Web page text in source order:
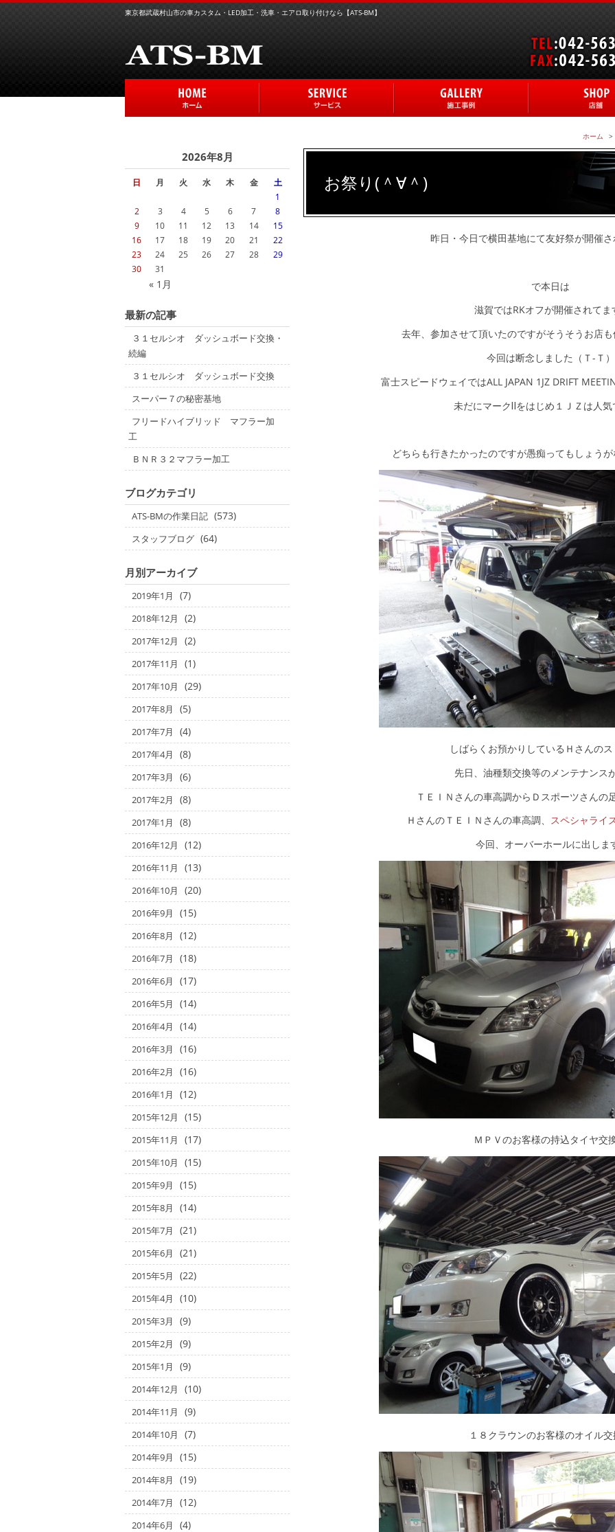
東京都武蔵村山市の車カスタム・LED加工・洗車・エアロ取り付けなら【ATS-BM】
ホーム
お祭り(＾∀＾)
昨日・今日で横田基地にて友好祭が開催
で本日は
滋賀ではRKオフが開催されてま
去年、参加させて頂いたのですがそうそうお店
今回は断念しました（Ｔ-Ｔ）
富士スピードウェイではALL JAPAN 1JZ DRIFT
未だにマークⅡをはじめ１ＪＺは人
どちらも行きたかったのですが愚痴ってもしょう
しばらくお預かりしているＨさんの
先日、油種類交換等のメンテナンス
ＴＥＩＮさんの車高調からＤスポーツさんの
ＨさんのＴＥＩＮさんの車高調、 スペシャライ
今回、オーバーホールに出しま
ＭＰＶのお客様の持込タイヤ交
１８クラウンのお客様のオイル
2026年8月
日 月 火 水 木 金 土
« 1月
1
2
3 4 5 6 7
8
9
10 11 12 13 14
15
16
17 18 19 20 21
22
23
24 25 26 27 28
29
30
31
最新の記事
３１セルシオ ダッシュボード交換・
続編
３１セルシオ ダッシュボード交換
スーパー７の秘密基地
フリードハイブリッド マフラー加
工
ＢＮＲ３２マフラー加工
ブログカテゴリ
ATS-BMの作業日記 (573)
スタッフブログ (64)
月別アーカイブ
2019年1月 (7)
2018年12月 (2)
2017年12月 (2)
2017年11月 (1)
2017年10月 (29)
2017年8月 (5)
2017年7月 (4)
2017年4月 (8)
2017年3月 (6)
2017年2月 (8)
2017年1月 (8)
2016年12月 (12)
2016年11月 (13)
2016年10月 (20)
2016年9月 (15)
2016年8月 (12)
2016年7月 (18)
2016年6月 (17)
2016年5月 (14)
2016年4月 (14)
2016年3月 (16)
2016年2月 (16)
2016年1月 (12)
2015年12月 (15)
2015年11月 (17)
2015年10月 (15)
2015年9月 (15)
2015年8月 (14)
2015年7月 (21)
2015年6月 (21)
2015年5月 (22)
2015年4月 (10)
2015年3月 (9)
2015年2月 (9)
2015年1月 (9)
2014年12月 (10)
2014年11月 (9)
2014年10月 (7)
2014年9月 (15)
2014年8月 (19)
2014年7月 (12)
2014年6月 (4)